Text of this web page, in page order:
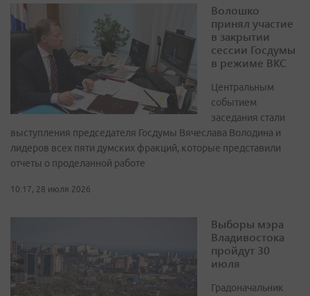
Волошко
принял участие
в закрытии
сессии Госдумы
в режиме ВКС
Центральным
событием
заседания стали
выступления председателя Госдумы Вячеслава Володина и
лидеров всех пяти думских фракций, которые представили
отчеты о проделанной работе
10:17, 28 июля 2026
Выборы мэра
Владивостока
пройдут 30
июля
Градоначальник